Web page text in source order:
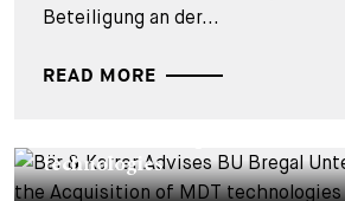
Beteiligung an der...
READ MORE
DEALS & CASES - 28. JULI 2026
technologies